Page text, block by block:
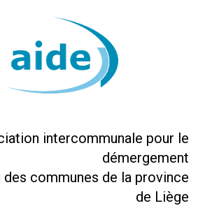
intercommunale pour le
démergement
communes de la province
de Liège